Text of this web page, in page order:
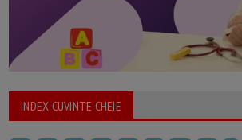
INDEX CUVINTE CHEIE